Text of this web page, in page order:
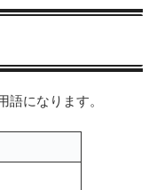
になります。